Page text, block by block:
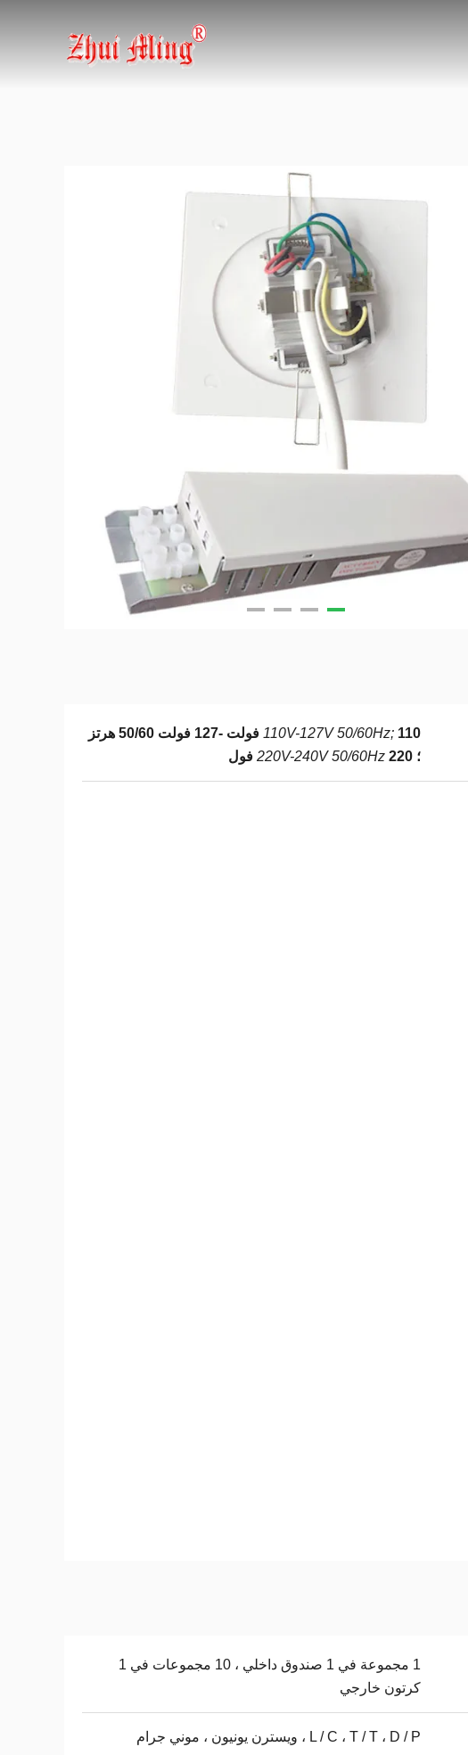
110V-127V 50/60Hz;
110 فولت -127 فولت 50/60 هرتز
؛
220V-240V 50/60Hz 220 فول
1 مجموعة في 1 صندوق داخلي ، 10 مجموعات في 1
كرتون خارجي
L / C ، T / T ، D / P ، ويسترن يونيون ، موني جرام